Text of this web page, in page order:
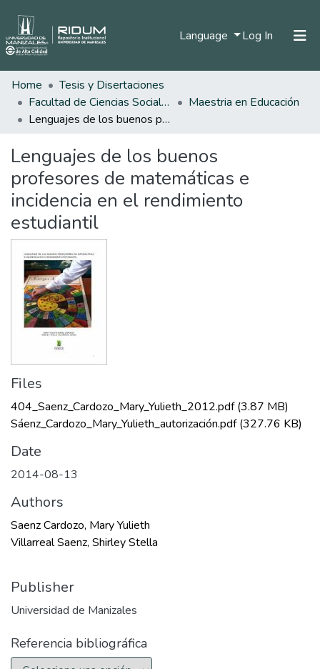
Language Log In (current)
Home
Tesis y Disertaciones
Facultad de Ciencias Sociales y Humanas
Maestria en Educación
Lenguajes de los buenos profesores de matemáticas e incidencia en el rendimiento estudiantil
Lenguajes de los buenos
profesores de matemáticas e
incidencia en el rendimiento
estudiantil
Files
404_Saenz_Cardozo_Mary_Yulieth_2012.pdf(3.87 MB)
Sáenz_Cardozo_Mary_Yulieth_autorización.pdf(327.76 KB)
Date
2014-08-13
Authors
Saenz Cardozo, Mary Yulieth
Villarreal Saenz, Shirley Stella
Publisher
Universidad de Manizales
Referencia bibliográfica